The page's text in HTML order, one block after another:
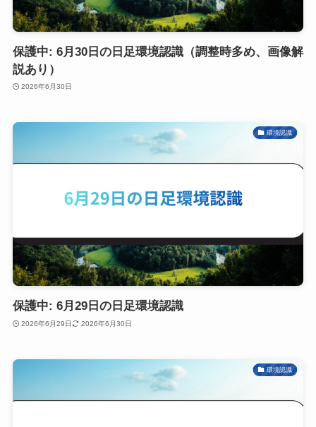
保護中: 6月30日の日足環境認識（調整時多め、画像解
説あり）
2026年6月30日
環境認識
保護中: 6月29日の日足環境認識
2026年6月29日 2026年6月30日
環境認識